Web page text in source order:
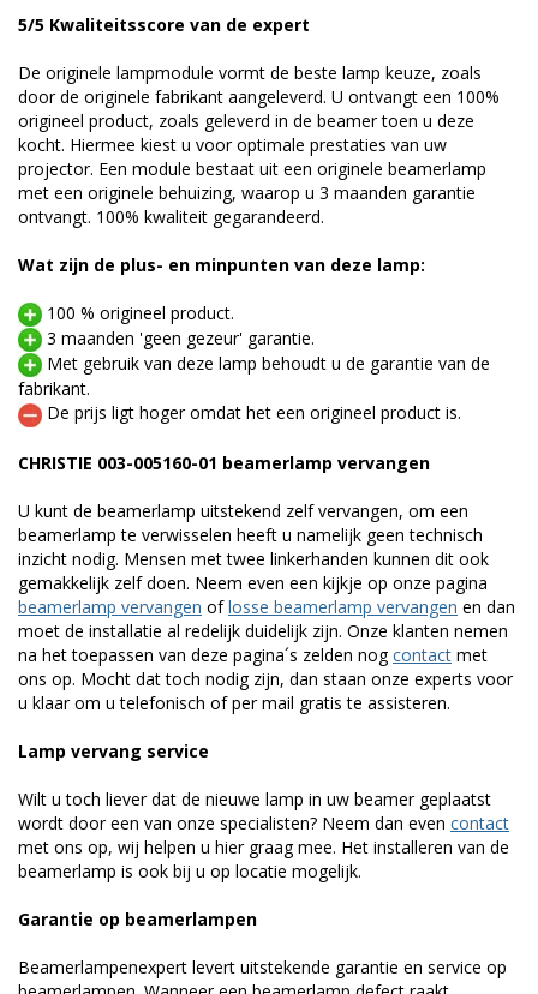
5/5 Kwaliteitsscore van de expert
De originele lampmodule vormt de beste lamp keuze, zoals
door de originele fabrikant aangeleverd. U ontvangt een 100%
origineel product, zoals geleverd in de beamer toen u deze
kocht. Hiermee kiest u voor optimale prestaties van uw
projector. Een module bestaat uit een originele beamerlamp
met een originele behuizing, waarop u 3 maanden garantie
ontvangt. 100% kwaliteit gegarandeerd.
Wat zijn de plus- en minpunten van deze lamp:
100 % origineel product.
3 maanden 'geen gezeur' garantie.
Met gebruik van deze lamp behoudt u de garantie van de
fabrikant.
De prijs ligt hoger omdat het een origineel product is.
CHRISTIE 003-005160-01 beamerlamp vervangen
U kunt de beamerlamp uitstekend zelf vervangen, om een
beamerlamp te verwisselen heeft u namelijk geen technisch
inzicht nodig. Mensen met twee linkerhanden kunnen dit ook
gemakkelijk zelf doen. Neem even een kijkje op onze pagina
beamerlamp vervangen oflosse beamerlamp vervangen en dan
moet de installatie al redelijk duidelijk zijn. Onze klanten nemen
na het toepassen van deze pagina´s zelden nogcontact met
ons op. Mocht dat toch nodig zijn, dan staan onze experts voor
u klaar om u telefonisch of per mail gratis te assisteren.
Lamp vervang service
Wilt u toch liever dat de nieuwe lamp in uw beamer geplaatst
wordt door een van onze specialisten? Neem dan even contact
met ons op, wij helpen u hier graag mee. Het installeren van de
beamerlamp is ook bij u op locatie mogelijk.
Garantie op beamerlampen
Beamerlampenexpert levert uitstekende garantie en service op